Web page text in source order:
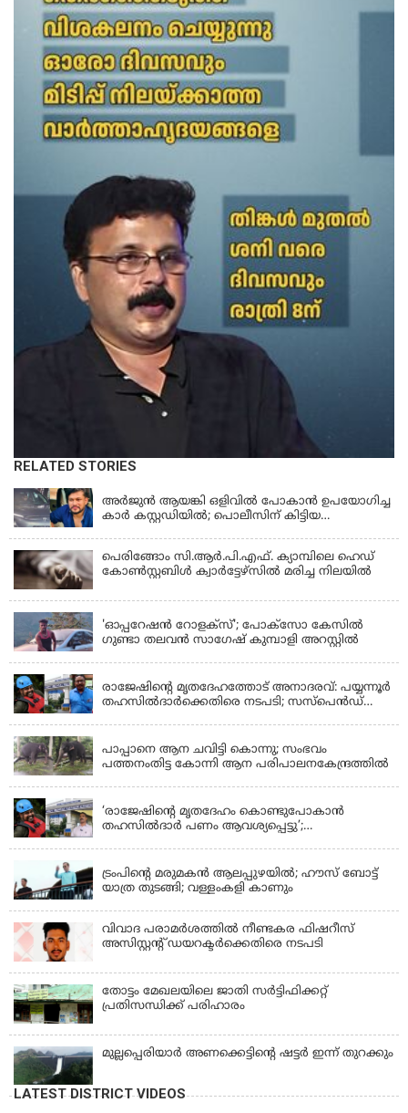
RELATED STORIES
KERALA
അർജുൻ ആയങ്കി ഒളിവിൽ പോകാൻ ഉപയോഗിച്ച
കാർ കസ്റ്റഡിയിൽ; പൊലീസിന് കിട്ടിയ
പെരിങ്ങോം സി.ആർ.പി.എഫ്. ക്യാമ്പിലെ ഹെഡ്
കോൺസ്റ്റബിൾ ക്വാർട്ടേഴ്സിൽ മരിച്ച നിലയിൽ
'ഓപ്പറേഷൻ റോളക്സ്'; പോക്സോ കേസിൽ
ഗുണ്ടാ തലവൻ സാഗേഷ് കുമ്പാളി അറസ്റ്റിൽ
രാജേഷിന്റെ മൃതദേഹത്തോട് അനാദരവ്: പയ്യന്നൂർ
തഹസിൽദാർക്കെതിരെ നടപടി; സസ്പെൻഡ്
പാപ്പാനെ ആന ചവിട്ടി കൊന്നു; സംഭവം
പത്തനംതിട്ട കോന്നി ആന പരിപാലനകേന്ദ്രത്തിൽ
‘രാജേഷിന്‍റെ മൃതദേഹം കൊണ്ടുപോകാന്‍
തഹസില്‍ദാര്‍ പണം ആവശ്യപ്പെട്ടു’;
ട്രംപിന്റെ മരുമകന്‍ ആലപ്പുഴയില്‍; ഹൗസ് ബോട്ട്
യാത്ര തുടങ്ങി; വള്ളംകളി കാണും
വിവാദ പരാമര്‍ശത്തില്‍ നീണ്ടകര ഫിഷറീസ്
അസിസ്റ്റന്റ് ഡയറക്ടര്‍ക്കെതിരെ നടപടി
തോട്ടം മേഖലയിലെ ജാതി സര്‍ട്ടിഫിക്കറ്റ്
പ്രതിസന്ധിക്ക് പരിഹാരം
മുല്ലപ്പെരിയാര്‍ അണക്കെട്ടിൻ്റെ ഷട്ടര്‍ ഇന്ന് തുറക്കും
LATEST DISTRICT VIDEOS